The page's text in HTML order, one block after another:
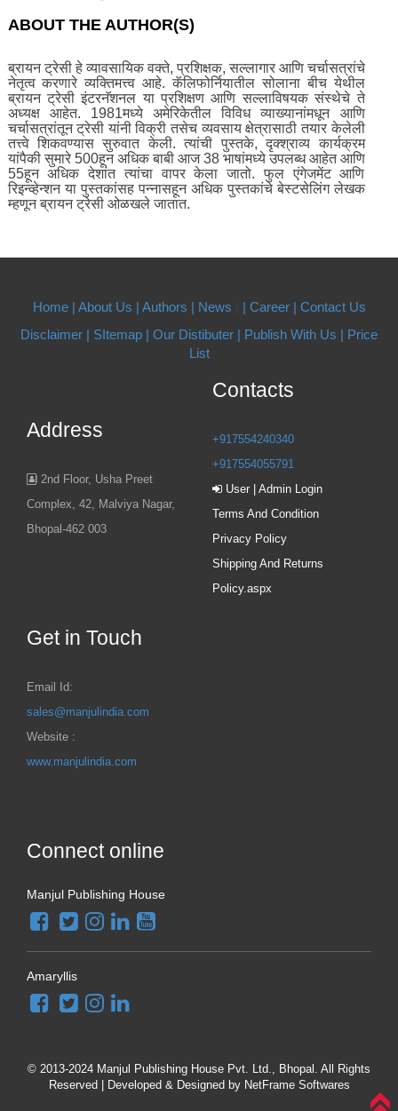
ABOUT THE AUTHOR(S)
ब्रायन ट्रेसी हे व्यावसायिक वक्ते, प्रशिक्षक, सल्लागार आणि चर्चासत्रांचे
नेतृत्व करणारे व्यक्तिमत्त्व आहे. कॅलिफोर्नियातील सोलाना बीच येथील
ब्रायन ट्रेसी इंटरनॅशनल या प्रशिक्षण आणि सल्लाविषयक संस्थेचे ते
अध्यक्ष आहेत. 1981मध्ये अमेरिकेतील विविध व्याख्यानांमधून आणि
चर्चासत्रांतून ट्रेसी यांनी विक्री तसेच व्यवसाय क्षेत्रासाठी तयार केलेली
तत्त्वे शिकवण्यास सुरुवात केली. त्यांची पुस्तके, दृक्श्राव्य कार्यक्रम
यांपैकी सुमारे 500हून अधिक बाबी आज 38 भाषांमध्ये उपलब्ध आहेत आणि
55हून अधिक देशांत त्यांचा वापर केला जातो. फुल एंगेजमेंट आणि
रिइन्व्हेन्शन या पुस्तकांसह पन्नासहून अधिक पुस्तकांचे बेस्टसेलिंग लेखक
म्हणून ब्रायन ट्रेसी ओळखले जातात.
Home | About Us | Authors | News | Career | Contact Us
Disclaimer | SItemap | Our Distibuter | Publish With Us | Price
List
Address
2nd Floor, Usha Preet
Complex, 42, Malviya Nagar,
Bhopal-462 003
Contacts
+917554240340
+917554055791
User | Admin Login
Terms And Condition
Privacy Policy
Shipping And Returns
Policy.aspx
Get in Touch
Email Id:
sales@manjulindia.com
Website :
www.manjulindia.com
Connect online
Manjul Publishing House
Amaryllis
© 2013-2024 Manjul Publishing House Pvt. Ltd., Bhopal. All Rights
Reserved | Developed & Designed by NetFrame Softwares